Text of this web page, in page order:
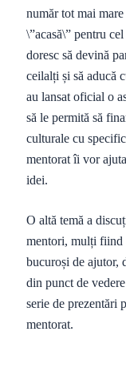
număr tot mai
\”acasă\” pentru
doresc să devină
ceilalți și să aducă
au lansat oficial o
să le permită să
culturale cu
mentorat îi vor
idei.
O altă temă a
mentori, mulți fiind
bucuroși de ajutor,
din punct de
serie de prezentări
mentorat.